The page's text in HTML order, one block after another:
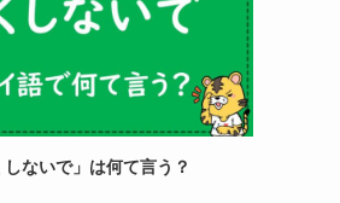
ないで」は何て言う？